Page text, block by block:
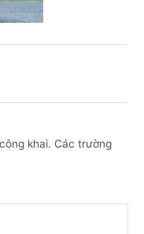
khai. Các trường